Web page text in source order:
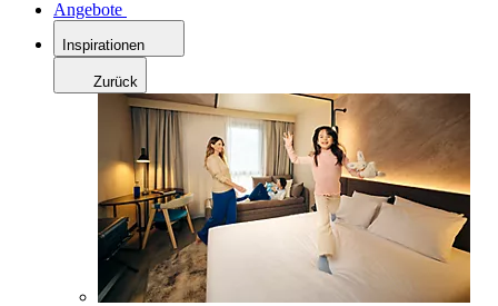
Angebote
Inspirationen
Zurück